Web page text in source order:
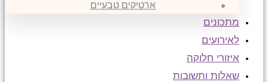
ארטיקים טבעיים
מתכונים
לאירועים
איזורי חלוקה
שאלות ותשובות